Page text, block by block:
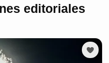
editoriales